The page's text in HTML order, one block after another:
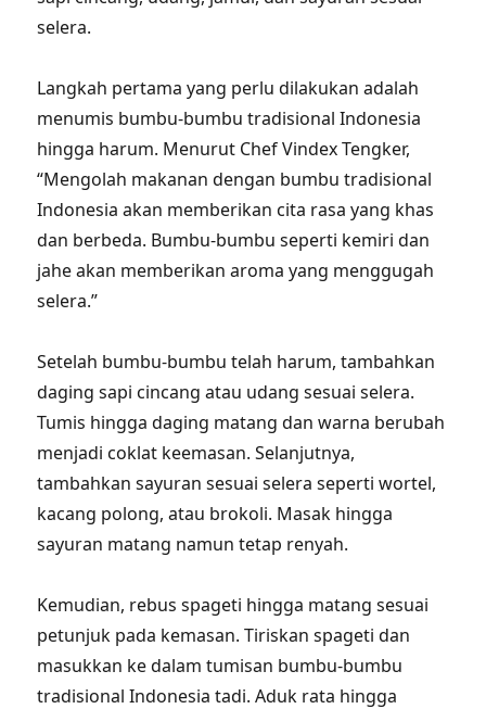
selera.
Langkah pertama yang perlu dilakukan adalah
menumis bumbu-bumbu tradisional Indonesia
hingga harum. Menurut Chef Vindex Tengker,
“Mengolah makanan dengan bumbu tradisional
Indonesia akan memberikan cita rasa yang khas
dan berbeda. Bumbu-bumbu seperti kemiri dan
jahe akan memberikan aroma yang menggugah
selera.”
Setelah bumbu-bumbu telah harum, tambahkan
daging sapi cincang atau udang sesuai selera.
Tumis hingga daging matang dan warna berubah
menjadi coklat keemasan. Selanjutnya,
tambahkan sayuran sesuai selera seperti wortel,
kacang polong, atau brokoli. Masak hingga
sayuran matang namun tetap renyah.
Kemudian, rebus spageti hingga matang sesuai
petunjuk pada kemasan. Tiriskan spageti dan
masukkan ke dalam tumisan bumbu-bumbu
tradisional Indonesia tadi. Aduk rata hingga